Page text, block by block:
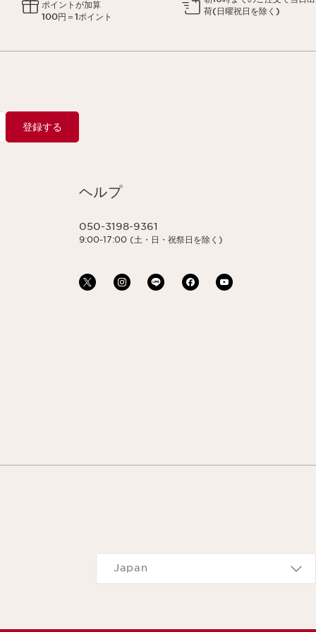
ポイントが加算
100円＝1ポイント
荷(日曜祝日を除く)
登録する
ヘルプ
050-3198-9361
9:00-17:00 (土・日・祝祭日を除く)
Navigates to
Japan